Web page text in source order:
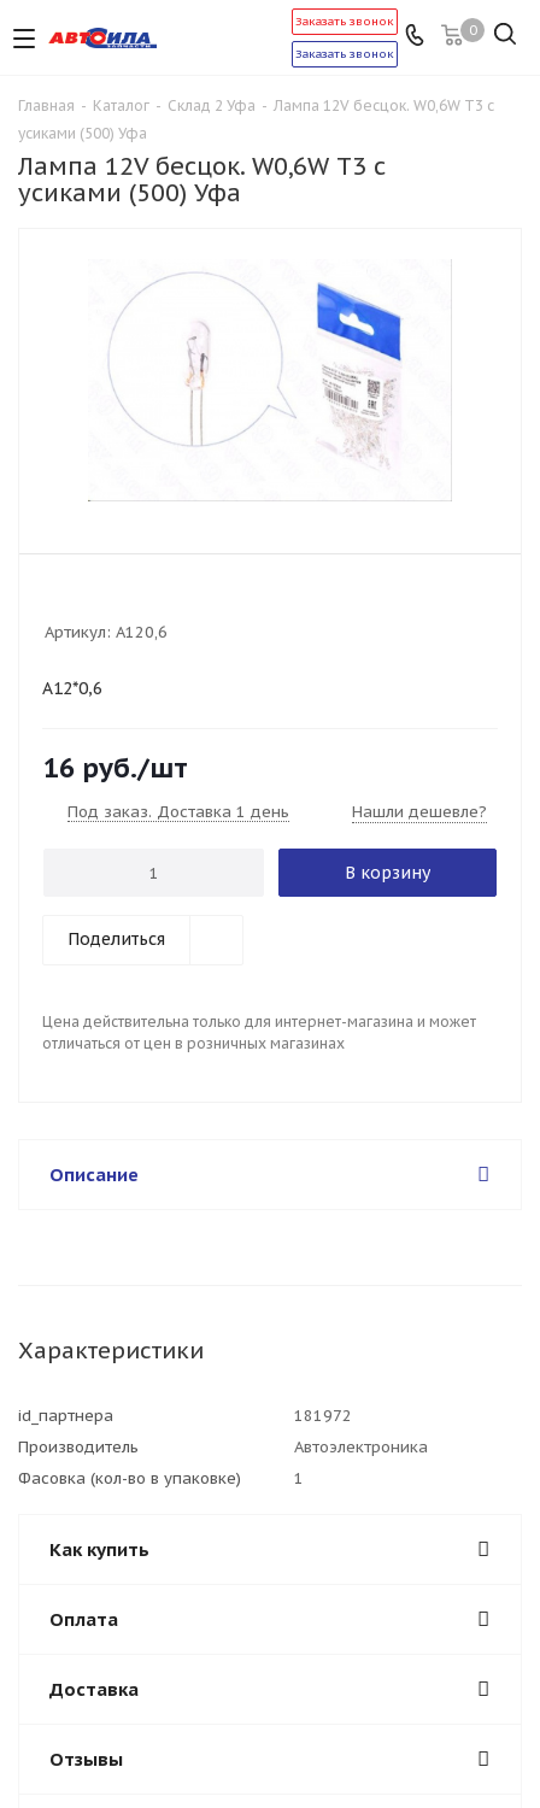
0
Заказать звонок
Заказать звонок
Главная - Каталог - Склад 2 Уфа - Лампа 12V бесцок. W0,6W Т3 с
усиками (500) Уфа
Лампа 12V бесцок. W0,6W Т3 с
усиками (500) Уфа
Артикул: А120,6
А12*0,6
16 руб./шт
Под заказ. Доставка 1 день Нашли дешевле?
В корзину
Поделиться
Цена действительна только для интернет-магазина и может
отличаться от цен в розничных магазинах
Описание
Характеристики
id_партнера
181972
Производитель
Автоэлектроника
Фасовка (кол-во в упаковке)
1
Как купить
Оплата
Доставка
Отзывы